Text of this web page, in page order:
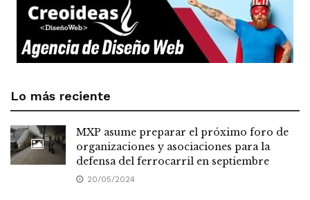
Lo más reciente
MXP asume preparar el próximo foro de
organizaciones y asociaciones para la
defensa del ferrocarril en septiembre
20/05/2024